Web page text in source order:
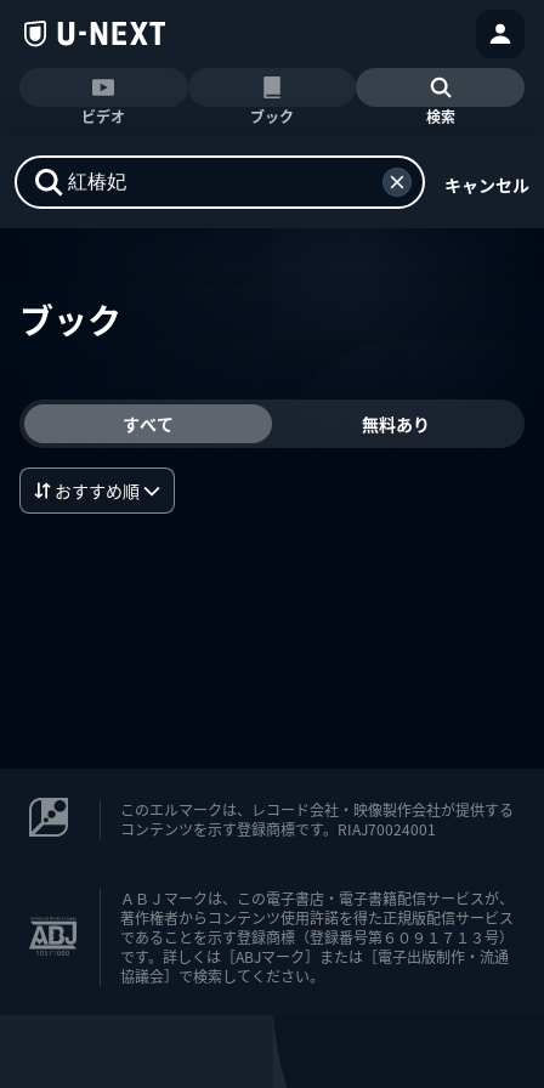
ビデオ ブック 検索
キャンセル
ブック
すべて 無料あり
おすすめ順
このエルマークは、レコード会社・映像製作会社が提供する
コンテンツを示す登録商標です。RIAJ70024001
ＡＢＪマークは、この電子書店・電子書籍配信サービスが、
著作権者からコンテンツ使用許諾を得た正規版配信サービス
であることを示す登録商標（登録番号第６０９１７１３号）
です。詳しくは［ABJマーク］または［電子出版制作・流通
協議会］で検索してください。